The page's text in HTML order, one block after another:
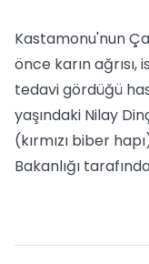
Kastamonu'nun
önce karın
tedavi gördüğü
yaşındaki Nilay
(kırmızı biber
Bakanlığı